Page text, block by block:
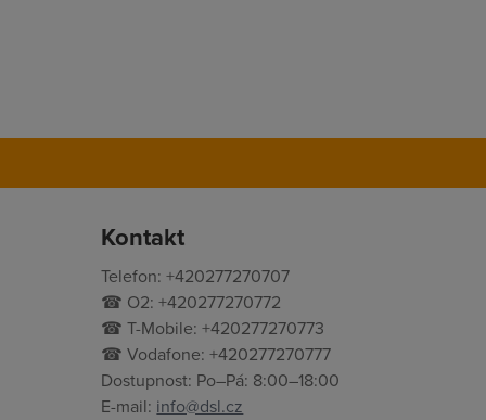
Kontakt
Telefon: +420277270707
☎ O2: +420277270772
☎ T-Mobile: +420277270773
☎ Vodafone: +420277270777
Dostupnost: Po–Pá: 8:00–18:00
E-mail: info@dsl.cz